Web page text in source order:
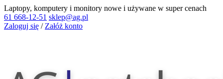
Laptopy, komputery i monitory nowe i używane w super cenach
61 668-12-51 sklep@ag.pl
Zaloguj się / Załóż konto